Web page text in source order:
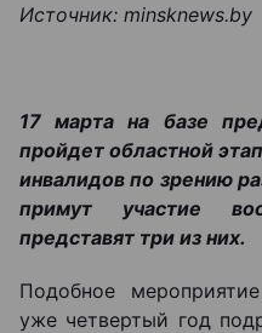
Источник: minsknews.by
17 марта на базе
пройдет областной
инвалидов по зрению
примут участие
представят три из них.
Подобное
уже четвертый год